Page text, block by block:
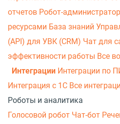
отчетов Робот-администратор
ресурсами База знаний
(API) для УВК (CRM) Чат для
эффективности работы Все
Интеграции Интеграции по
Интеграция с 1С Все
Роботы и аналитика
Голосовой робот Чат-бот